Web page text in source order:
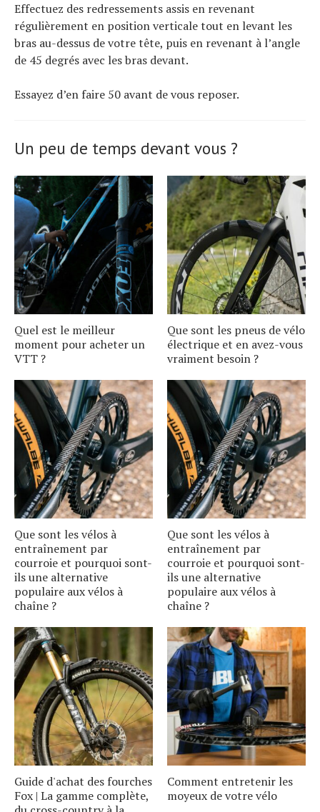
Effectuez des redressements assis en revenant
régulièrement en position verticale tout en levant les
bras au-dessus de votre tête, puis en revenant à l’angle
de 45 degrés avec les bras devant.
Essayez d’en faire 50 avant de vous reposer.
Un peu de temps devant vous ?
Quel est le meilleur
moment pour acheter un
VTT ?
Que sont les pneus de vélo
électrique et en avez-vous
vraiment besoin ?
Que sont les vélos à
entraînement par
courroie et pourquoi sont-
ils une alternative
populaire aux vélos à
chaîne ?
Que sont les vélos à
entraînement par
courroie et pourquoi sont-
ils une alternative
populaire aux vélos à
chaîne ?
Guide d'achat des fourches
Fox | La gamme complète,
Comment entretenir les
moyeux de votre vélo